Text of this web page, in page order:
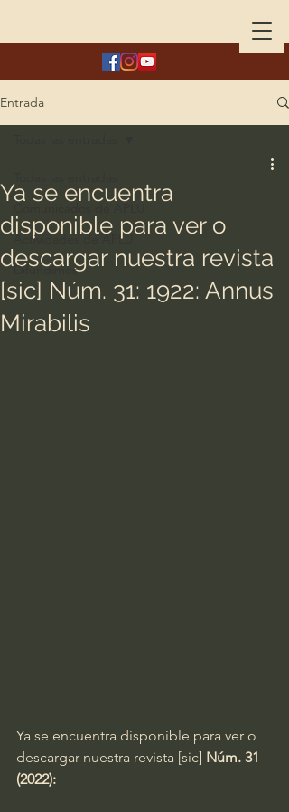
Entrada
Actividades de APLU
Difundimos
Ya se encuentra
disponible para ver o
descargar nuestra revista
[sic] Núm. 31: 1922: Annus
Mirabilis
Ya se encuentra disponible para ver o
descargar nuestra revista [sic] Núm. 31
(2022):